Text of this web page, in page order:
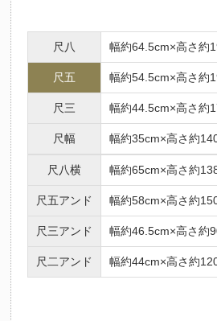
尺八 幅約64.5cm×高さ約
尺五 幅約54.5cm×高さ約
尺三 幅約44.5cm×高さ約
尺幅 幅約35cm×高さ約
尺八横 幅約65cm×高さ約
尺五アンド 幅約58cm×高さ約
尺三アンド 幅約46.5cm×高さ約
尺二アンド 幅約44cm×高さ約